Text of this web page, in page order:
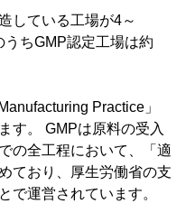
している工場が4～
ちGMP認定工場は約
Practice」
す。 GMPは原料の受入
の全工程において、「適
ており、厚生労働省の支
で運営されています。